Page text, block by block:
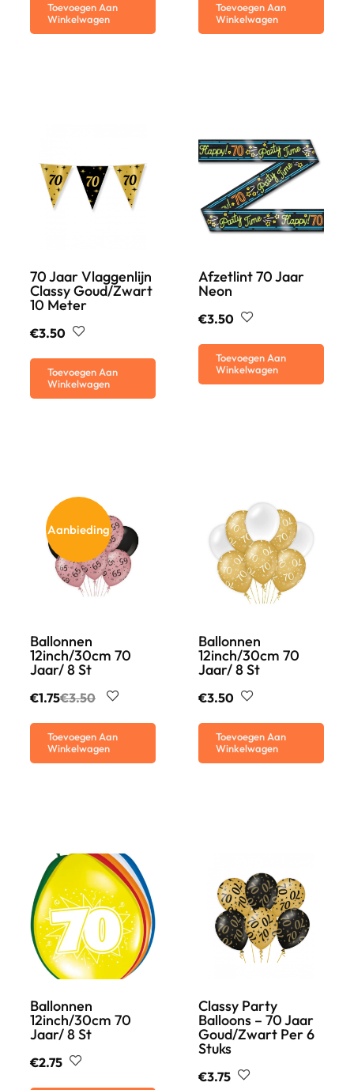
Toevoegen Aan
Winkelwagen
Toevoegen Aan
Winkelwagen
70 Jaar Vlaggenlijn
Classy Goud/zwart
10 Meter
€3.50
Toevoegen Aan
Winkelwagen
Afzetlint 70 Jaar
Neon
€3.50
Toevoegen Aan
Winkelwagen
Aanbieding
Ballonnen
12inch/30cm 70
Jaar/ 8 St
€3.50
€1.75
Toevoegen Aan
Winkelwagen
Ballonnen
12inch/30cm 70
Jaar/ 8 St
€3.50
Toevoegen Aan
Winkelwagen
Ballonnen
12inch/30cm 70
Jaar/ 8 St
€2.75
Classy Party
Balloons – 70 Jaar
Goud/zwart Per 6
Stuks
€3.75